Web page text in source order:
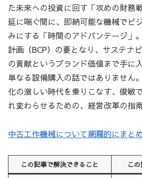
た未来への投資に回す「攻めの財務
延に喘ぐ間に、即納可能な機械でビ
みにする「時間のアドバンテージ」
計画（BCP）の要となり、サステナ
の貢献というブランド価値まで手に
単なる設備購入の話ではありません
化の激しい時代を乗りこなす、俊敏
れ変わらせるための、経営改革の指
中古工作機械について網羅的にまと
この記事で解決できること こ